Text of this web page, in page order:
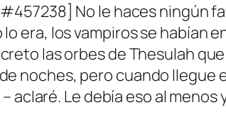
No le haces ningún
era, los vampiros se habían
las orbes de Thesulah
noches, pero cuando llegue
Le debía eso al menos